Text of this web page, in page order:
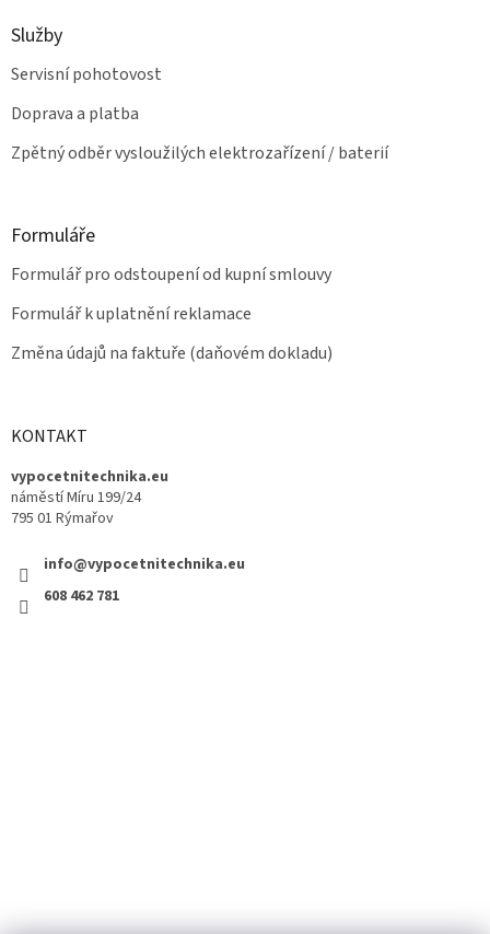
Služby
Servisní pohotovost
Doprava a platba
Zpětný odběr vysloužilých elektrozařízení / baterií
Formuláře
Formulář pro odstoupení od kupní smlouvy
Formulář k uplatnění reklamace
Změna údajů na faktuře (daňovém dokladu)
KONTAKT
vypocetnitechnika.eu
náměstí Míru 199/24
795 01 Rýmařov
info@vypocetnitechnika.eu
608 462 781